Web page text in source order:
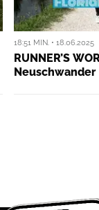
18:51 MIN. • 18.06.2025
RUNNER’S
Neuschwander